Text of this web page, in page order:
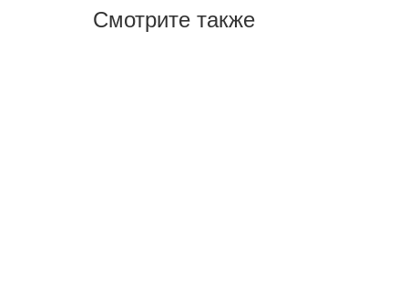
Смотрите также